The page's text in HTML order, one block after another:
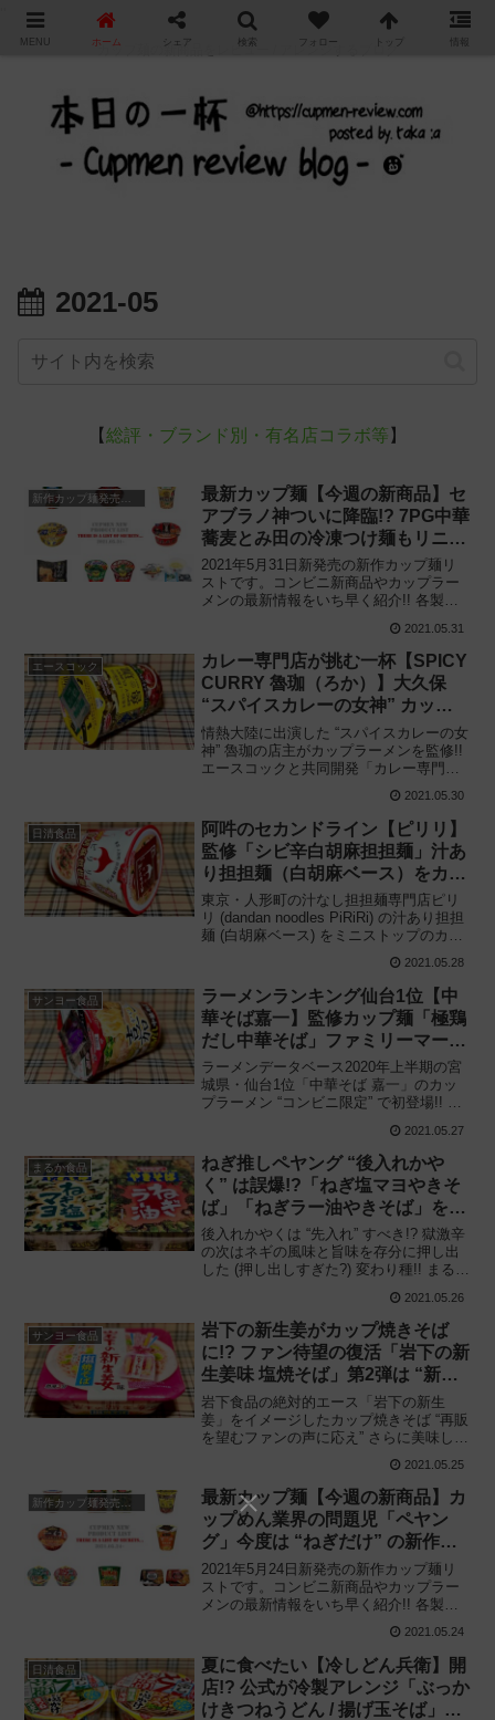
カップ麺の新商品をレビュー / アレンジするブログ
2021-05
【総評・ブランド別・有名店コラボ等 】
新作カップ麺発売予定
最新カップ麺【今週の新商品】セ
アブラノ神ついに降臨!? 7PG中華
蕎麦とみ田の冷凍つけ麺もリニュ
ーアル!!
2021年5月31日新発売の新作カップ麺リ
ストです。コンビニ新商品やカップラー
メンの最新情報をいち早く紹介!! 各製品
開の新作情報もありますので、カップ麺
の新商品が気になる方はご活用くださ
い。
2021.05.31
エースコック
カレー専門店が挑む一杯【SPICY
CURRY 魯珈（ろか）】大久保
“スパイスカレーの女神” カップ
麺を監修!!
情熱大陸に出演した “スパイスカレーの女
神” 魯珈の店主がカップラーメンを監修!!
エースコックと共同開発「カレー専門店
パイシーチキンカレーラーメン」を食べ
てみた感想と評価・レビューです。
2021.05.30
日清食品
阿吽のセカンドライン【ピリリ】
監修「シビ辛白胡麻担担麺」汁あ
り担担麺（白胡麻ベース）をカッ
プ麺で再現!!
東京・人形町の汁なし担担麺専門店ピリ
リ (dandan noodles PiRiRi) の汁あり担担
麺 (白胡麻ベース) をミニストップのカッ
担麺ピリリ シビ辛白胡麻担担麺」を食べ
てみた感想と評価・レビューです。
2021.05.28
サンヨー食品
ラーメンランキング仙台1位【中
華そば嘉一】監修カップ麺「極鶏
だし中華そば」ファミリーマート
数量限定発売!!
ラーメン​データベース2020年上半期の宮
城県・仙台1位「中華そば 嘉一」のカッ
プラーメン “コンビニ限定” で初登場!! サ
いち) 監修 極鶏だし中華そば」を食べて
みた感想と評価・レビューです。
2021.05.27
まるか食品
ねぎ推しペヤング “後入れかや
く” は誤爆!?「ねぎ塩マヨやきそ
ば」「ねぎラー油やきそば」を食
べてみた結果——
後入れかやくは “先入れ” すべき!? 獄激辛
の次はネギの風味と旨味を存分に押し出
した (押し出しすぎた?) 変わり種!! まるか
ば」と「同 ねぎラー油やきそば」を食べ
てみた感想と評価・レビューです。
2021.05.26
サンヨー食品
岩下の新生姜がカップ焼きそば
に!? ファン待望の復活「岩下の新
生姜味 塩焼そば」第2弾は “新生
姜感” アップ!!
岩下食品の絶対的エース「岩下の新生
姜」をイメージしたカップ焼きそば “再販
を望むファンの声に応え” さらに美味しく
発「岩下の新生姜味 塩焼そば」を食べて
みた感想と評価・レビューです。
2021.05.25
最新カップ麺【今週の新商品】カ
ップめん業界の問題児「ペヤン
グ」今度は “ねぎだけ” の新作を
市場に投下!?
2021年5月24日新発売の新作カップ麺リ
ストです。コンビニ新商品やカップラー
メンの最新情報をいち早く紹介!! 各製品
開の新作情報もありますので、カップ麺
の新商品が気になる方はご活用くださ
い。
2021.05.24
日清食品
夏に食べたい【冷しどん兵衛】開
店!? 公式が冷製アレンジ「ぶっか
けきつねうどん / 揚げ玉そば」で
MENU ホーム シェア 検索 フォロー トップ 情報